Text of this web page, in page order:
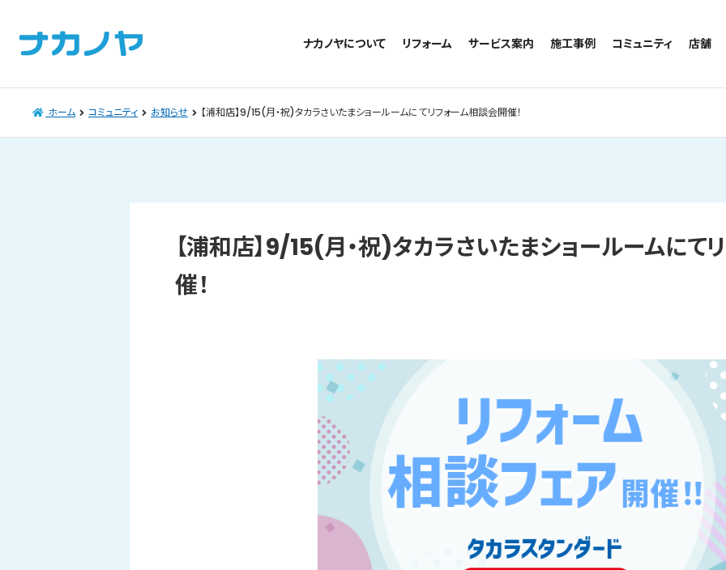
ナカノヤについて リフォーム
お風呂のリフォーム
キッチンのリフォーム
洗面台のリフォーム
外壁のリフォーム
サービス案内
相談室・よくある質問
施工事例
トイレの施工事例
キッチンの施工事例
コミュニティ
アルブル通信
ブログ
店舗
墨
日
ホーム コミュニティ お知らせ 【浦和店】9/15(月・祝)タカラさいたまショールームにてリフォーム相談会開催！
【浦和店】9/15(月・祝)タカラさいたまショールームにて
催！